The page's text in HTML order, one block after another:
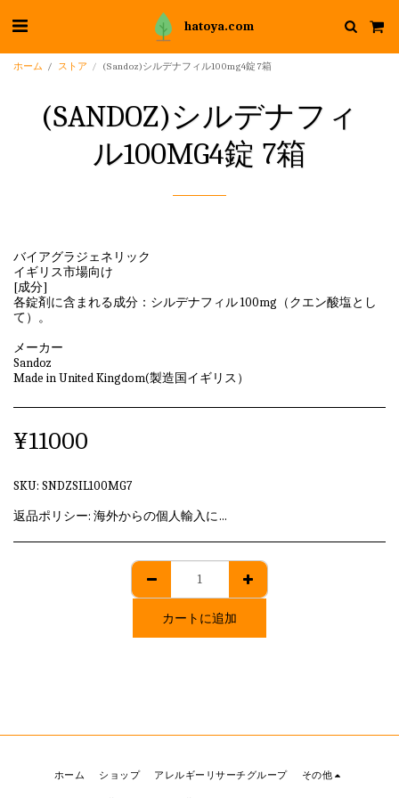
hatoya.com
ホーム ストア (Sandoz)シルデナフィル100mg4錠 7箱
(SANDOZ)シルデナフィ
ル100MG4錠 7箱
バイアグラジェネリック
イギリス市場向け
[成分]
各錠剤に含まれる成分：シルデナフィル 100mg（クエン酸塩とし
て）。
メーカー
Sandoz
Made in United Kingdom(製造国イギリス）
¥11000
SKU: SNDZSIL100MG7
返品ポリシー: 海外からの個人輸入に該当しますため、発送後のキャンセル・返品はいずれも承れません。
カートに追加
ホーム ショップ アレルギーリサーチグループ その他